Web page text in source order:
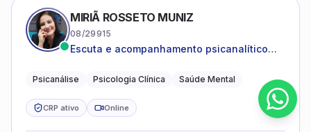
MIRIÃ ROSSETO MUNIZ
08/29915
Escuta e acompanhamento psicanalítico
Psicanálise Psicologia Clínica Saúde Mental
CRP ativo Online